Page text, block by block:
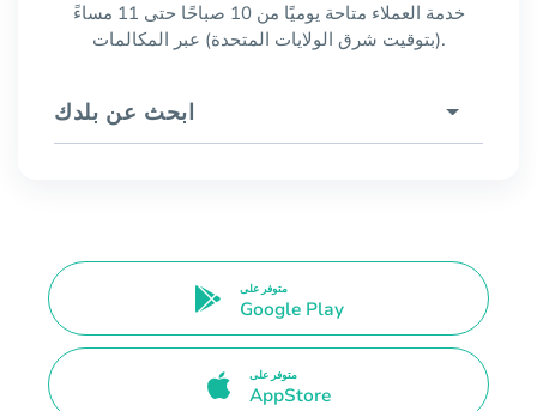
خدمة العملاء متاحة يوميًا من 10 صباحًا حتى 11 مساءً
(بتوقيت شرق الولايات المتحدة) عبر المكالمات.
ابحث عن بلدك
متوفر على
Google Play
متوفر على
AppStore